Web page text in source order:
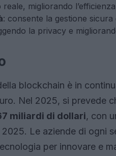
reale, migliorando
: consente la gestione
la privacy e
blockchain è in
Nel 2025, si prevede
miliardi di dollari, con
Le aziende di ogni
per innovare e